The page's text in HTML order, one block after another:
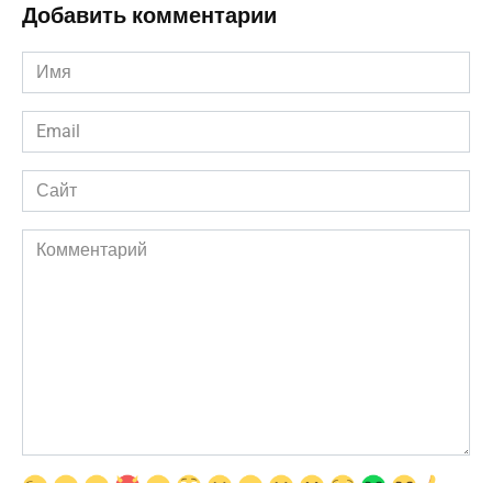
Добавить комментарии
Имя
*
Email
*
Сайт
Комментарий